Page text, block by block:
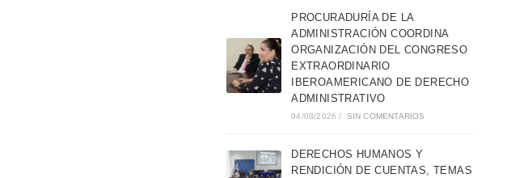
PROCURADURÍA DE LA
ADMINISTRACIÓN COORDINA
ORGANIZACIÓN DEL CONGRESO
EXTRAORDINARIO
IBEROAMERICANO DE DERECHO
ADMINISTRATIVO
04/08/2026 / SIN COMENTARIOS
DERECHOS HUMANOS Y
RENDICIÓN DE CUENTAS, TEMAS